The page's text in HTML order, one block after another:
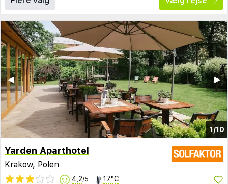
1/10
▶︎
◀︎
Yarden Aparthotel
Krakow, Polen
4,2/5 17°C